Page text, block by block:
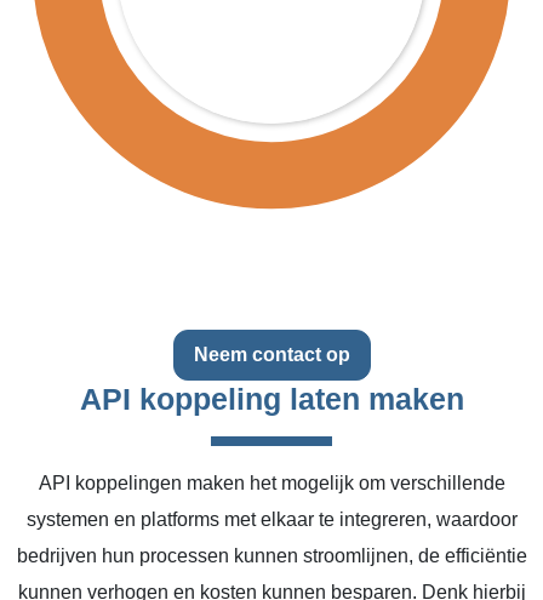
Neem contact op
API koppeling laten maken
API koppelingen maken het mogelijk om verschillende
systemen en platforms met elkaar te integreren, waardoor
bedrijven hun processen kunnen stroomlijnen, de efficiëntie
kunnen verhogen en kosten kunnen besparen. Denk hierbij